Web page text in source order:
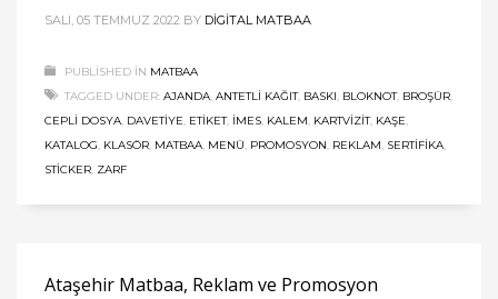
SALI, 05 TEMMUZ 2022 BY DIGITAL MATBAA
PUBLISHED IN MATBAA
TAGGED UNDER: AJANDA, ANTETLI KAĞIT, BASKI, BLOKNOT, BROŞÜR,
CEPLI DOSYA, DAVETIYE, ETIKET, İMES, KALEM, KARTVIZIT, KAŞE,
KATALOG, KLASÖR, MATBAA, MENÜ, PROMOSYON, REKLAM, SERTIFIKA,
STICKER, ZARF
Ataşehir Matbaa, Reklam ve Promosyon